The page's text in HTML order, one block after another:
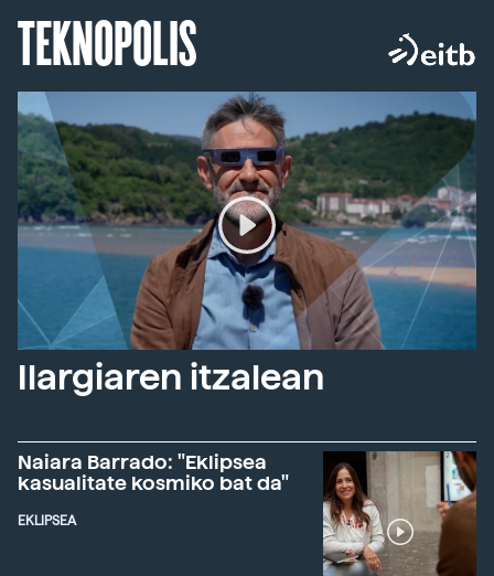
TEKNOPOLIS
Ilargiaren itzalean
Naiara Barrado: "Eklipsea
kasualitate kosmiko bat da"
EKLIPSEA